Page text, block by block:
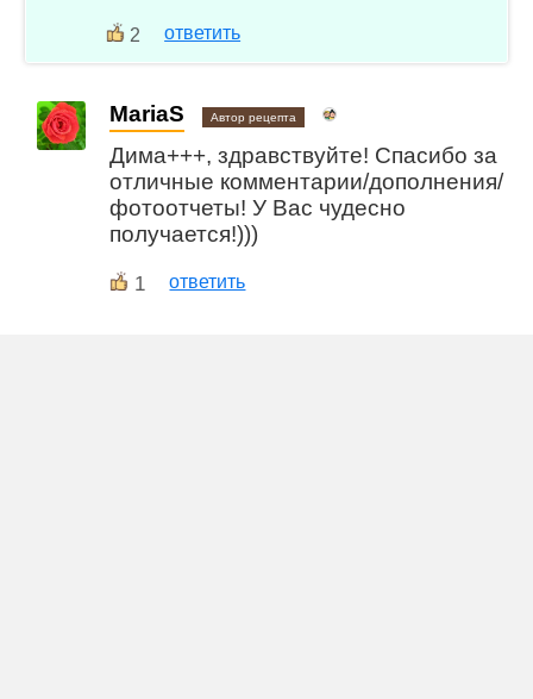
2 ответить
MariaS Автор рецепта
Дима+++, здравствуйте! Спасибо за
отличные комментарии/дополнения/
фотоотчеты! У Вас чудесно
получается!)))
1 ответить